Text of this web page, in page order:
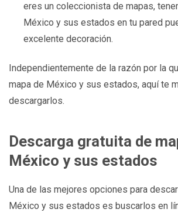
eres un coleccionista de mapas,
México y sus estados en tu pared
excelente decoración.
Independientemente de la razón por la
mapa de México y sus estados, aquí te
descargarlos.
Descarga gratuita de
México y sus estados
Una de las mejores opciones para
México y sus estados es buscarlos en